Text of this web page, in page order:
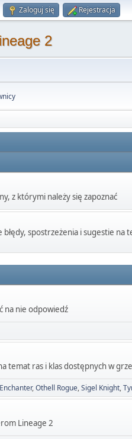
Zaloguj się Rejestracja
2
z którymi należy się zapoznać
spostrzeżenia i sugestie na
na nie odpowiedź
temat ras i klas dostępnych w grze
Othell Rogue Sigel Knight
Lineage 2